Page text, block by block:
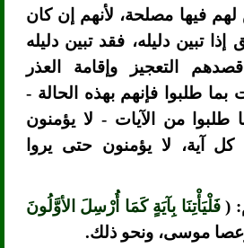
فيها مصلحة، لأنهم إن كان
تبين دليله، فقد تبين دليله
التعجيز وإقامة العذر
بما طلبوا فإنهم بهذه الحالة -
من الآيات - لا يؤمنون
آية، لا يؤمنون حتى يروا
(فَلْيَأْتِنَا بِآيَةٍ كَمَا أُرْسِلَ الأوَّلُونَ
موسى، ونحو ذلك.